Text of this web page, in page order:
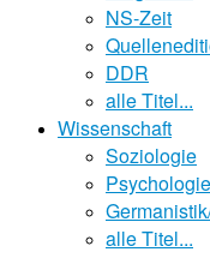
NS-Zeit
DDR
alle Titel...
Wissenschaft
Soziologie
Psychologie
alle Titel...